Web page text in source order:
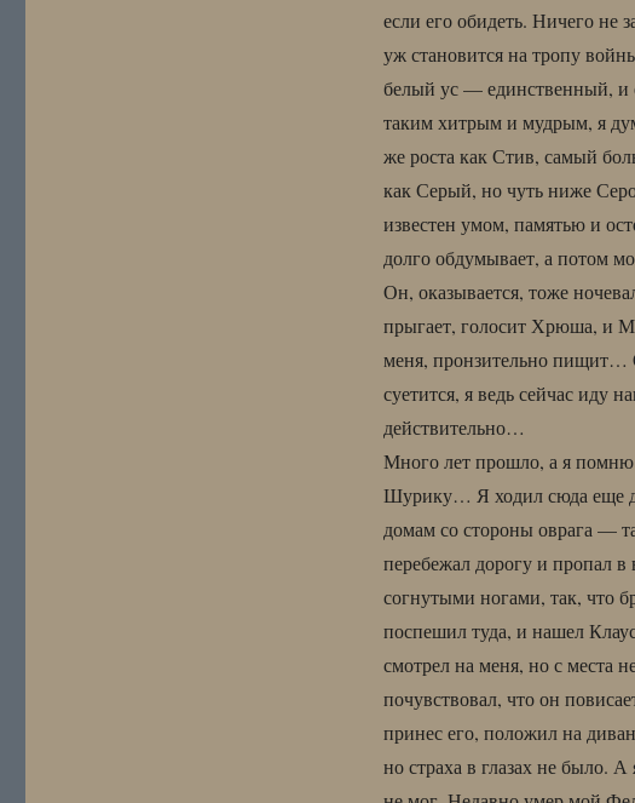
если его обидеть. Ничего не
уж становится на тропу
белый ус — единственный, и
таким хитрым и мудрым, я
же роста как Стив, самый
как Серый, но чуть ниже
известен умом, памятью и
долго обдумывает, а потом
Он, оказывается, тоже
прыгает, голосит Хрюша, и
меня, пронзительно пищит…
суетится, я ведь сейчас иду
действительно…
Много лет прошло, а я помню
Шурику… Я ходил сюда еще
домам со стороны оврага —
перебежал дорогу и пропал
согнутыми ногами, так, что
поспешил туда, и нашел
смотрел на меня, но с места
почувствовал, что он
принес его, положил на
но страха в глазах не было.